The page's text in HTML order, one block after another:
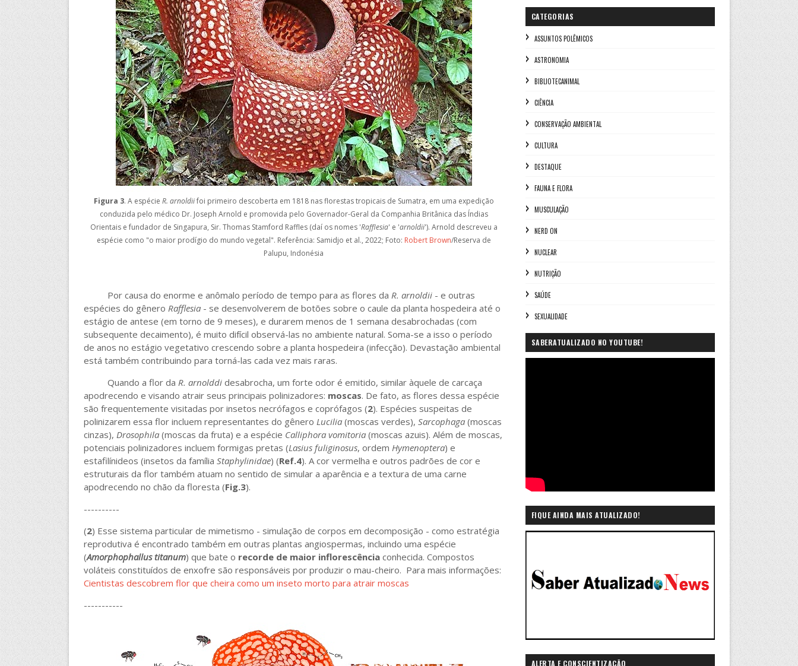
Figura 3. A espécie R. arnoldiifoi primeiro descoberta em 1818 nas florestas tropicais de Sumatra, em uma expedição
conduzida pelo médico Dr. Joseph Arnold e promovida pelo Governador-Geral da Companhia Britânica das Índias
Orientais e fundador de Singapura, Sir. Thomas Stamford Raffles (daí os nomes 'Rafflesia' e 'arnoldii'). Arnold descreveu a
espécie como "o maior prodígio do mundo vegetal". Referência: Samidjo et al., 2022; Foto: Robert Brown/Reserva de
Palupu, Indonésia
Por causa do enorme e anômalo período de tempo para as flores da R. arnoldii- e outras
espécies do gênero Rafflesia- se desenvolverem de botões sobre o caule da planta hospedeira até o
estágio de antese (em torno de 9 meses), e durarem menos de 1 semana desabrochadas (com
subsequente decaimento), é muito difícil observá-las no ambiente natural. Soma-se a isso o período
de anos no estágio vegetativo crescendo sobre a planta hospedeira (infecção). Devastação ambiental
está também contribuindo para torná-las cada vez mais raras.
Quando a flor da R. arnolddidesabrocha, um forte odor é emitido, similar àquele de carcaça
apodrecendo e visando atrair seus principais polinizadores: moscas. De fato, as flores dessa espécie
são frequentemente visitadas por insetos necrófagos e coprófagos (2). Espécies suspeitas de
polinizarem essa flor incluem representantes do gênero Lucilia(moscas verdes), Sarcophaga(moscas
cinzas), Drosophila(moscas da fruta) e a espécie Calliphora vomitoria(moscas azuis). Além de moscas,
potenciais polinizadores incluem formigas pretas (Lasius fuliginosus, ordem Hymenoptera) e
estafilínideos (insetos da família Staphylinidae) (Ref.4). A cor vermelha e outros padrões de cor e
estruturais da flor também atuam no sentido de simular a aparência e a textura de uma carne
apodrecendo no chão da floresta (Fig.3).
----------
(2) Esse sistema particular de mimetismo - simulação de corpos em decomposição - como estratégia
reprodutiva é encontrado também em outras plantas angiospermas, incluindo uma espécie
(Amorphophallus titanum) que bate o recorde de maior inflorescênciaconhecida. Compostos
voláteis constituídos de enxofre são responsáveis por produzir o mau-cheiro. Para mais informações:
Cientistas descobrem flor que cheira como um inseto morto para atrair moscas
-----------
CATEGORIAS
ASSUNTOS POLÊMICOS
ASTRONOMIA
BIBLIOTECANIMAL
CIÊNCIA
CONSERVAÇÃO AMBIENTAL
CULTURA
DESTAQUE
FAUNA E FLORA
MUSCULAÇÃO
NERD ON
NUCLEAR
NUTRIÇÃO
SAÚDE
SEXUALIDADE
SABERATUALIZADO NO YOUTUBE!
FIQUE AINDA MAIS ATUALIZADO!
ALERTA E CONSCIENTIZAÇÃO